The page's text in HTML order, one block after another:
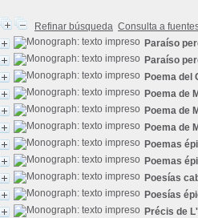
Refinar búsqueda Consulta a
Paraíso
Paraíso
Poema del
Poema de
Poema de
Poema de
Poemas
Poemas
Poesías
Poesías
Précis de